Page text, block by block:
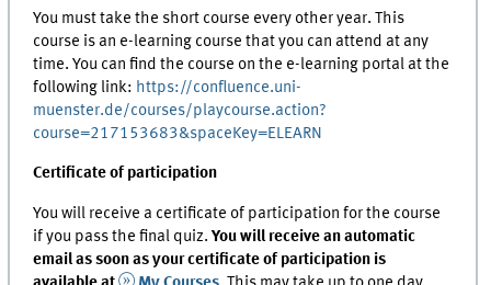
You must take the short course every other year. This
course is an e-learning course that you can attend at any
time. You can find the course on the e-learning portal at the
following link: https://confluence.uni-
muenster.de/courses/playcourse.action?
course=217153683&spaceKey=ELEARN
Certificate of participation
You will receive a certificate of participation for the course
if you pass the final quiz.You will receive an automatic
email as soon as your certificate of participation is